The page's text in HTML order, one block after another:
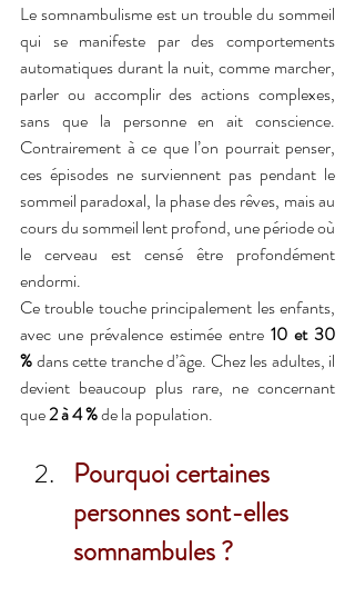
Le somnambulisme est un trouble du sommeil
qui se manifeste par des comportements
automatiques durant la nuit, comme marcher,
parler ou accomplir des actions complexes,
sans que la personne en ait conscience.
Contrairement à ce que l’on pourrait penser,
ces épisodes ne surviennent pas pendant le
sommeil paradoxal, la phase des rêves, mais au
cours du sommeil lent profond, une période où
le cerveau est censé être profondément
endormi.
Ce trouble touche principalement les enfants,
avec une prévalence estimée entre 10 et 30
% dans cette tranche d’âge. Chez les adultes, il
devient beaucoup plus rare, ne concernant
que 2 à 4 % de la population.
Pourquoi certaines
personnes sont-elles
somnambules ?